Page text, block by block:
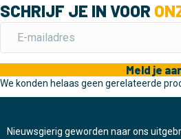
SCHRIJF JE IN VOOR
Meld je
We konden helaas geen gerelateerde
Nieuwsgierig geworden naar ons